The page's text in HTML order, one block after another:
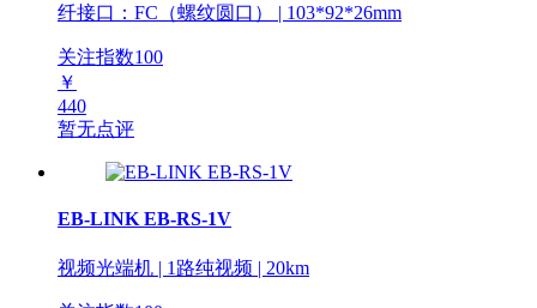
纤接口：FC（螺纹圆口） | 103*92*26mm
关注指数100
￥
440
暂无点评
EB-LINK EB-RS-1V
视频光端机 | 1路纯视频 | 20km